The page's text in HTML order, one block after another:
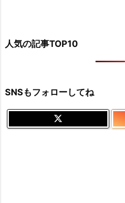
人気の記事TOP10
SNSもフォローしてね